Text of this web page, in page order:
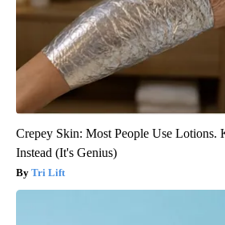
Crepey Skin: Most People Use Lotions.
Instead (It's Genius)
Tri Lift